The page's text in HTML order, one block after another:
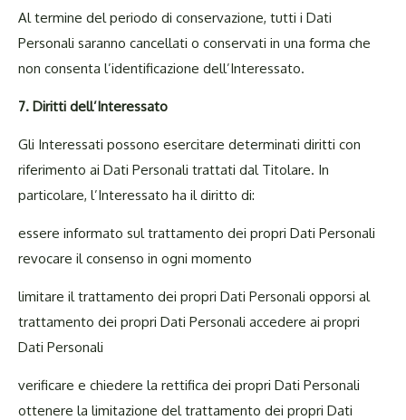
Al termine del periodo di conservazione, tutti i Dati
Personali saranno cancellati o conservati in una forma che
non consenta l’identificazione dell’Interessato.
7. Diritti dell’Interessato
Gli Interessati possono esercitare determinati diritti con
riferimento ai Dati Personali trattati dal Titolare. In
particolare, l’Interessato ha il diritto di:
essere informato sul trattamento dei propri Dati Personali
revocare il consenso in ogni momento
limitare il trattamento dei propri Dati Personali opporsi al
trattamento dei propri Dati Personali accedere ai propri
Dati Personali
verificare e chiedere la rettifica dei propri Dati Personali
ottenere la limitazione del trattamento dei propri Dati